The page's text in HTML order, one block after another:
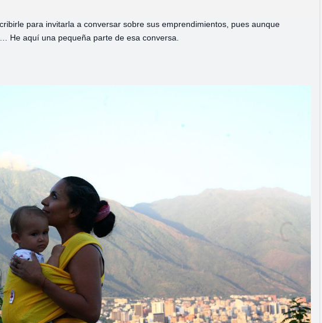
para invitarla a conversar sobre sus emprendimientos, pues aunque
He aquí una pequeña parte de esa conversa.